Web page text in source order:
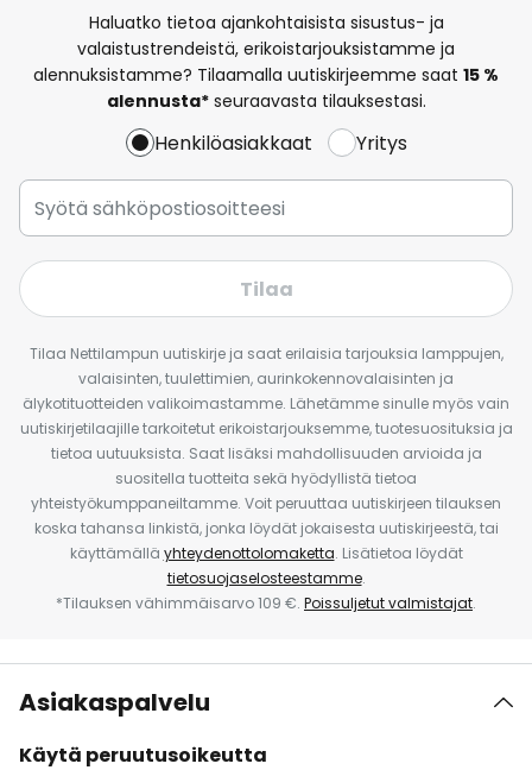
Haluatko tietoa ajankohtaisista sisustus- ja
valaistustrendeistä, erikoistarjouksistamme ja
alennuksistamme? Tilaamalla uutiskirjeemme saat 15 %
alennusta*seuraavasta tilauksestasi.
Henkilöasiakkaat Yritys
Tilaa
Tilaa Nettilampun uutiskirje ja saat erilaisia tarjouksia lamppujen,
valaisinten, tuulettimien, aurinkokennovalaisinten ja
älykotituotteiden valikoimastamme. Lähetämme sinulle myös vain
uutiskirjetilaajille tarkoitetut erikoistarjouksemme, tuotesuosituksia ja
tietoa uutuuksista. Saat lisäksi mahdollisuuden arvioida ja
suositella tuotteita sekä hyödyllistä tietoa
yhteistyökumppaneiltamme. Voit peruuttaa uutiskirjeen tilauksen
koska tahansa linkistä, jonka löydät jokaisesta uutiskirjeestä, tai
käyttämällä yhteydenottolomaketta. Lisätietoa löydät
tietosuojaselosteestamme.
*Tilauksen vähimmäisarvo 109 €. Poissuljetut valmistajat.
Asiakaspalvelu
Käytä peruutusoikeutta